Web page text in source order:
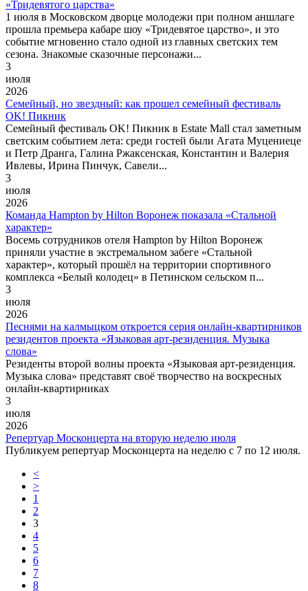
«Тридевятого царства»
1 июля в Московском дворце молодежи при полном аншлаге
прошла премьера кабаре шоу «Тридевятое царство», и это
событие мгновенно стало одной из главных светских тем
сезона. Знакомые сказочные персонажи...
3
июля
2026
Семейный, но звездный: как прошел семейный фестиваль
OK! Пикник
Семейный фестиваль OK! Пикник в Estate Mall стал заметным
светским событием лета: среди гостей были Агата Муцениеце
и Петр Дранга, Галина Ржаксенская, Константин и Валерия
Ивлевы, Ирина Пинчук, Савели...
3
июля
2026
Команда Hampton by Hilton Воронеж показала «Стальной
характер»
Восемь сотрудников отеля Hampton by Hilton Воронеж
приняли участие в экстремальном забеге «Стальной
характер», который прошёл на территории спортивного
комплекса «Белый колодец» в Петинском сельском п...
3
июля
2026
Песнями на калмыцком откроется серия онлайн-квартирников
резидентов проекта «Языковая арт-резиденция. Музыка
слова»
Резиденты второй волны проекта «Языковая арт-резиденция.
Музыка слова» представят своё творчество на воскресных
онлайн-квартирниках
3
июля
2026
Репертуар Москонцерта на вторую неделю июля
Публикуем репертуар Москонцерта на неделю с 7 по 12 июля.
<
>
1
2
3
4
5
6
7
8